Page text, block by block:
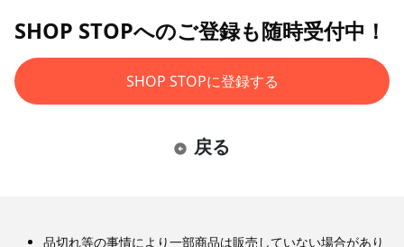
SHOP STOPへのご登録も随時受付中！
SHOP STOPに登録する
戻る
品切れ等の事情により一部商品は販売していない場合があり